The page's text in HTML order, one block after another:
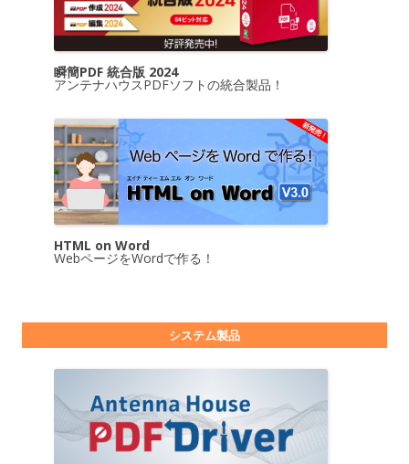
瞬簡PDF 統合版 2024
アンテナハウスPDFソフトの統合製品！
HTML on Word
WebページをWordで作る！
システム製品